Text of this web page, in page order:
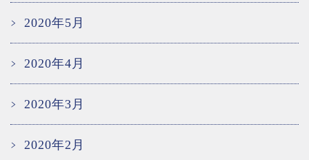
2020年5月
2020年4月
2020年3月
2020年2月